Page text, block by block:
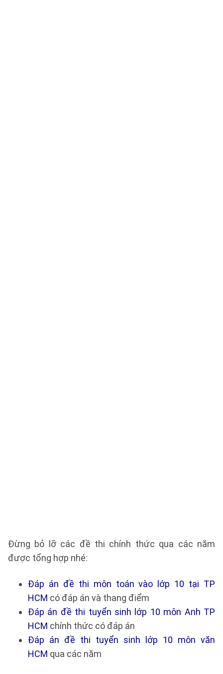
Đừng bỏ lỡ các đề thi chính thức qua các năm
được tổng hợp nhé:
Đáp án đề thi môn toán vào lớp 10 tại TP
HCM có đáp án và thang điểm
Đáp án đề thi tuyển sinh lớp 10 môn Anh TP
HCM chính thức có đáp án
Đáp án đề thi tuyển sinh lớp 10 môn văn
HCM qua các năm